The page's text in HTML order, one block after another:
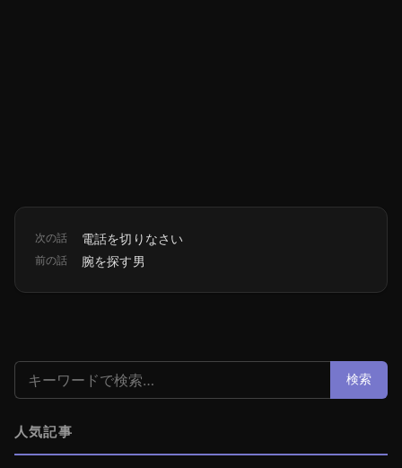
次の話 電話を切りなさい
前の話 腕を探す男
検索: 検索
人気記事